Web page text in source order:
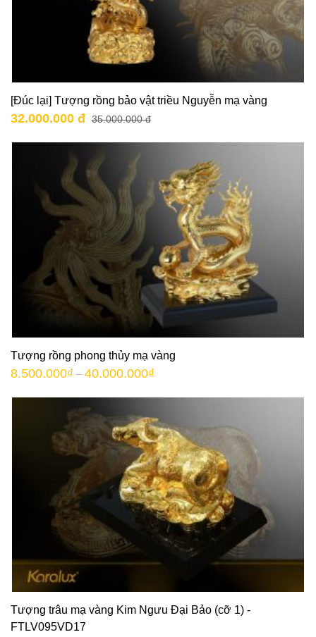
[Đúc lại] Tượng rồng bảo vật triều Nguyễn mạ vàng
32.000.000 đ 35.000.000 đ
Tượng rồng phong thủy mạ vàng
8.500.000₫ – 40.000.000₫
Tượng trâu mạ vàng Kim Ngưu Đại Bảo (cỡ 1) -
FTLV095VD17